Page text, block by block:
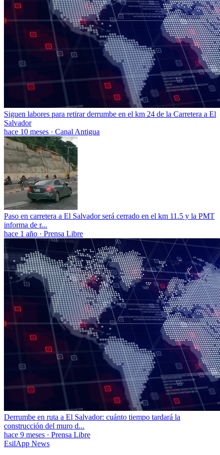
Siguen labores para retirar derrumbe en el km 24 de la Carretera a El
Salvador
hace 10 meses · Canal Antigua
Paso en carretera a El Salvador será cerrado en el km 11.5 y la PMT
informa de r...
hace 1 año · Prensa Libre
Derrumbe en ruta a El Salvador: cuánto tiempo tardará la
construcción del muro d...
hace 9 meses · Prensa Libre
EsilApp News